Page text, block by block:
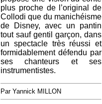
plus proche de l’original de
Collodi que du manichéisme
de Disney, avec un pantin
tout sauf gentil garçon, dans
un spectacle très réussi et
formidablement défendu par
ses chanteurs et ses
instrumentistes.
Par Yannick MILLON